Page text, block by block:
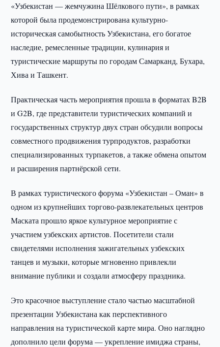
«Узбекистан — жемчужина Шёлкового пути», в рамках
которой была продемонстрирована культурно-
историческая самобытность Узбекистана, его богатое
наследие, ремесленные традиции, кулинария и
туристические маршруты по городам Самарканд, Бухара,
Хива и Ташкент.
Практическая часть мероприятия прошла в форматах B2B
и G2B, где представители туристических компаний и
государственных структур двух стран обсудили вопросы
совместного продвижения турпродуктов, разработки
специализированных турпакетов, а также обмена опытом
и расширения партнёрской сети.
В рамках туристического форума «Узбекистан – Оман» в
одном из крупнейших торгово-развлекательных центров
Маската прошло яркое культурное мероприятие с
участием узбекских артистов. Посетители стали
свидетелями исполнения зажигательных узбекских
танцев и музыки, которые мгновенно привлекли
внимание публики и создали атмосферу праздника.
Это красочное выступление стало частью масштабной
презентации Узбекистана как перспективного
направления на туристической карте мира. Оно наглядно
дополнило цели форума — укрепление имиджа страны,